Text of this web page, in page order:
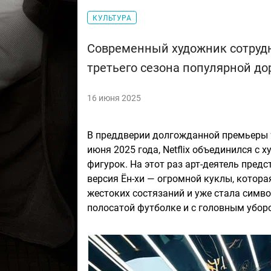
КУЛЬТУРА
Современный художник
третьего сезона популярной
16 июня 2025
В преддверии долгожданной премьеры
июня 2025 года, Netflix объединился с
фигурок. На этот раз арт-деятель
версия Ён-хи — огромной куклы,
жестоких состязаний и уже стала
полосатой футболке и с головным